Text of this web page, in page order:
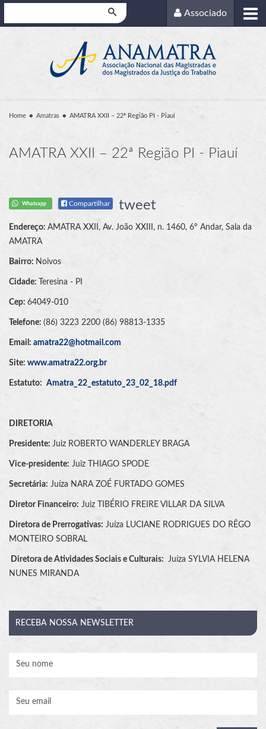
Associado
Home Amatras AMATRA XXII – 22ª Região PI - Piauí
AMATRA XXII – 22ª Região PI - Piauí
Whatsapp Compartilhar tweet
Endereço: AMATRA XXII, Av. João XXIII, n. 1460, 6º Andar, Sala da
AMATRA
Bairro: Noivos
Cidade: Teresina - PI
Cep: 64049-010
Telefone: (86) 3223 2200 (86) 98813-1335
Email: amatra22@hotmail.com
Site: www.amatra22.org.br
Estatuto: Amatra_22_estatuto_23_02_18.pdf
DIRETORIA
Presidente: Juiz ROBERTO WANDERLEY BRAGA
Vice-presidente: Juiz THIAGO SPODE
Secretária: Juíza NARA ZOÉ FURTADO GOMES
Diretor Financeiro: Juiz TIBÉRIO FREIRE VILLAR DA SILVA
Diretora de Prerrogativas: Juíza LUCIANE RODRIGUES DO RÊGO
MONTEIRO SOBRAL
Diretora de Atividades Sociais e Culturais:
Juíza SYLVIA HELENA
NUNES MIRANDA
RECEBA NOSSA NEWSLETTER